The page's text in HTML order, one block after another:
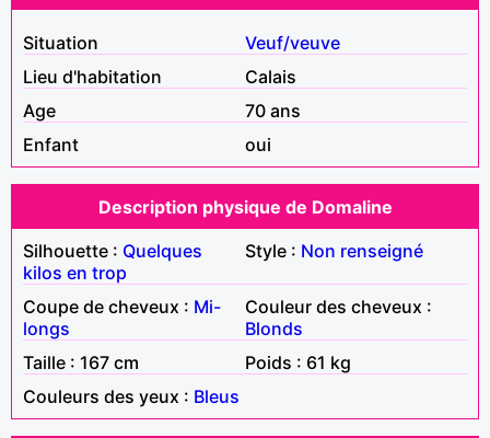
Situation
Veuf/veuve
Lieu d'habitation
Calais
Age
70 ans
Enfant
oui
Description physique de Domaline
Silhouette : Quelques
kilos en trop
Style : Non renseigné
Coupe de cheveux : Mi-
longs
Couleur des cheveux :
Blonds
Taille : 167 cm
Poids : 61 kg
Couleurs des yeux : Bleus